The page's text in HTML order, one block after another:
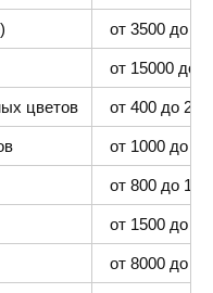
от 3500 до
от 15000 до
цветов от 400 до
от 1000 до
от 800 до
от 1500 до
от 8000 до 25